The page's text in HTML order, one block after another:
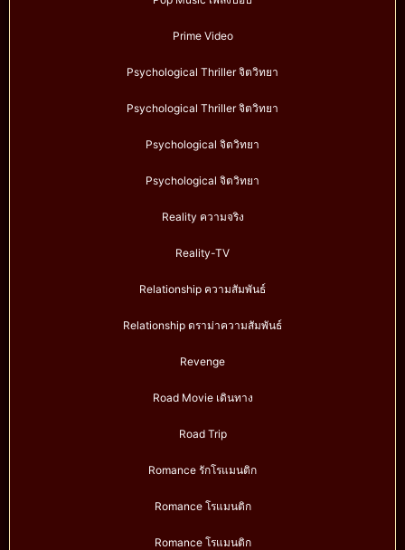
Prime Video
Psychological Thriller จิตวิทยา
Psychological Thriller จิตวิทยา
Psychological จิตวิทยา
Psychological จิตวิทยา
Reality ความจริง
Reality-TV
Relationship ความสัมพันธ์
Relationship ดราม่าความสัมพันธ์
Revenge
Road Movie เดินทาง
Road Trip
Romance รักโรแมนติก
Romance โรแมนติก
Romance โรแมนติก